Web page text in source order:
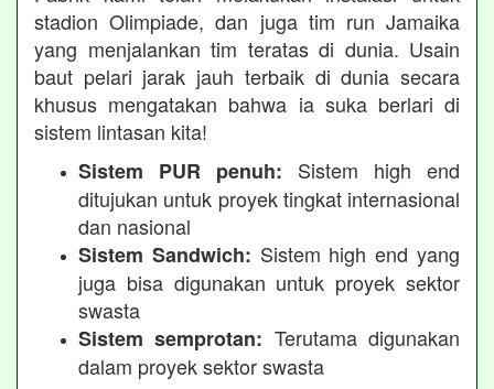
stadion Olimpiade, dan juga tim run Jamaika
yang menjalankan tim teratas di dunia. Usain
baut pelari jarak jauh terbaik di dunia secara
khusus mengatakan bahwa ia suka berlari di
sistem lintasan kita!
Sistem PUR penuh: Sistem high end
ditujukan untuk proyek tingkat internasional
dan nasional
Sistem Sandwich: Sistem high end yang
juga bisa digunakan untuk proyek sektor
swasta
Sistem semprotan: Terutama digunakan
dalam proyek sektor swasta